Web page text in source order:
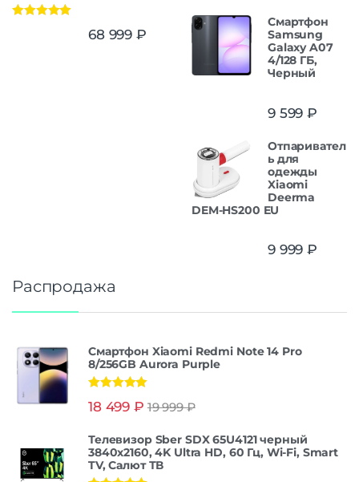
68 999 ₽
Смартфон
Samsung
Galaxy A07
4/128 ГБ,
Черный
9 599 ₽
Отпаривател
ь для
одежды
Xiaomi
Deerma
DEM-HS200 EU
9 999 ₽
Распродажа
Смартфон Xiaomi Redmi Note 14 Pro
8/256GB Aurora Purple
из 5
18 499 ₽ 19 999₽
Телевизор Sber SDX 65U4121 черный
3840x2160, 4K Ultra HD, 60 Гц, Wi-Fi, Smart
TV, Салют ТВ